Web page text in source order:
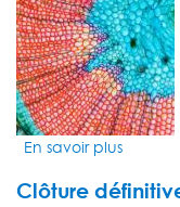
En savoir plus
force
Clôture